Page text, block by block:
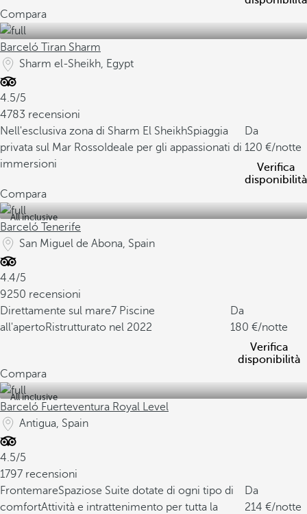
Compara
Barceló Tiran Sharm
Sharm el-Sheikh, Egypt
4.5/5
4783 recensioni
Nell'esclusiva zona di Sharm El SheikhSpiaggia
privata sul Mar Rosso Ideale per gli appassionati di
immersioni
Da
120
/notte
Verifica
disponibilità
Compara
All inclusive
Barceló Tenerife
San Miguel de Abona, Spain
4.4/5
9250 recensioni
Direttamente sul mare7 Piscine
all'apertoRistrutturato nel 2022
Da
180
/notte
Verifica
disponibilità
Compara
All inclusive
Barceló Fuerteventura Royal Level
Antigua, Spain
4.5/5
1797 recensioni
FrontemareSpaziose Suite dotate di ogni tipo di
comfortAttività e intrattenimento per tutta la
Da
214
/notte